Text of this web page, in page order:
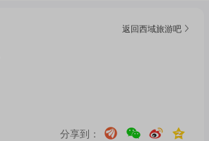
返回西域旅游吧
分享到：